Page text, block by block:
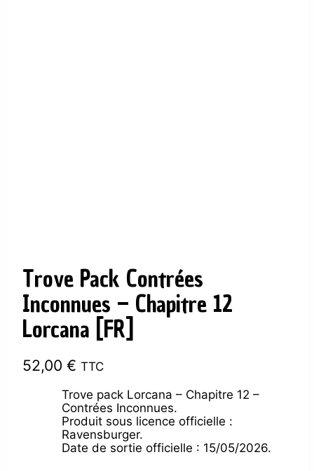
Trove Pack Contrées
Inconnues – Chapitre 12
Lorcana [FR]
52,00 € TTC
Trove pack Lorcana – Chapitre 12 –
Contrées Inconnues.
Produit sous licence officielle :
Ravensburger.
Date de sortie officielle : 15/05/2026.